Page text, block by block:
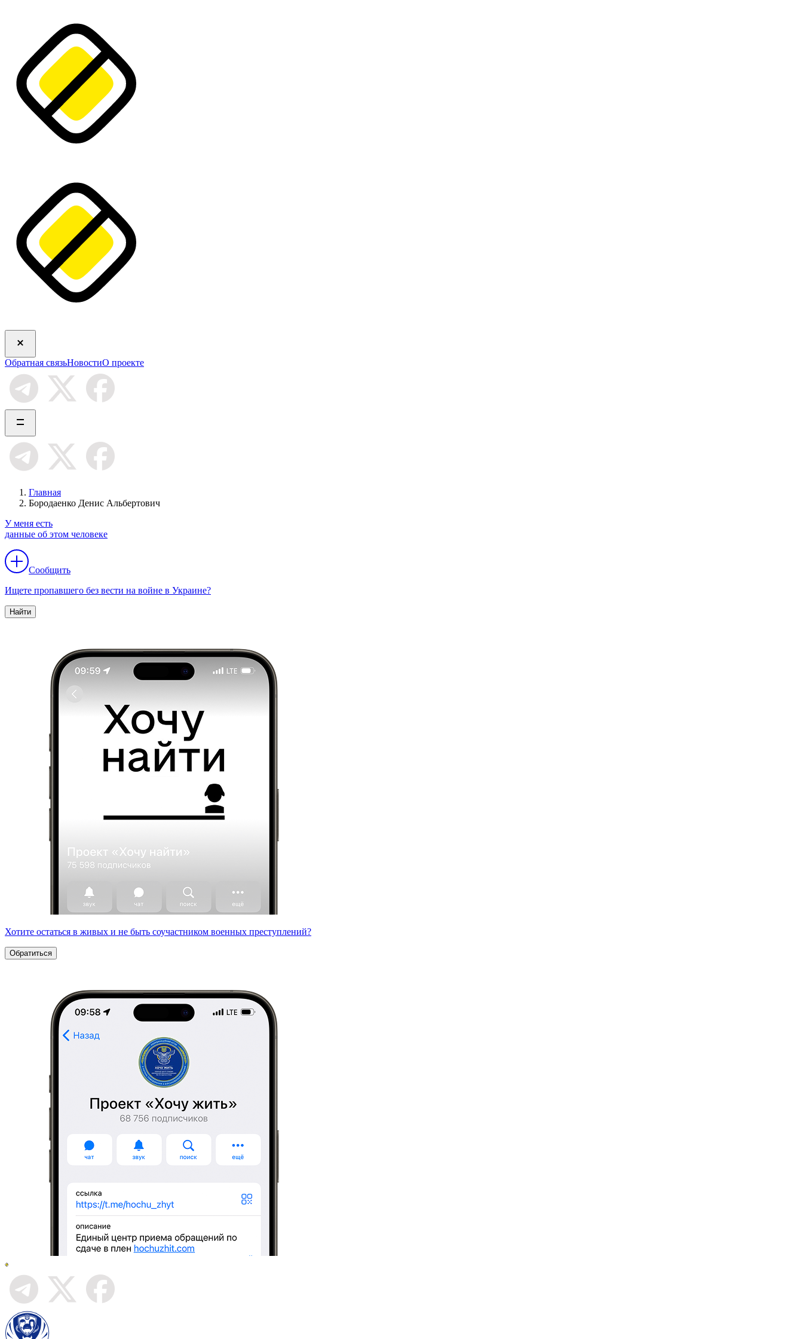
Обратная связьНовостиО проекте
Главная
Бородаенко Денис Альбертович
У меня есть
данные об этом человеке
Сообщить
Ищете пропавшего без вести на войне в Украине?
Найти
Хотите остаться в живых и не быть соучастником военных преступлений?
Обратиться